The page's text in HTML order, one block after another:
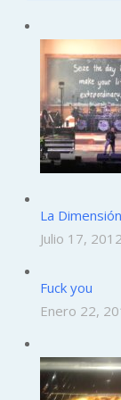
La
Julio 17, 2012
Fuck you
Enero 22,